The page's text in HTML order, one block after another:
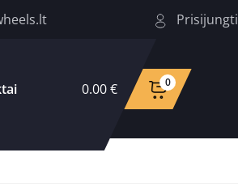
Prisijungti
0.00 € 0